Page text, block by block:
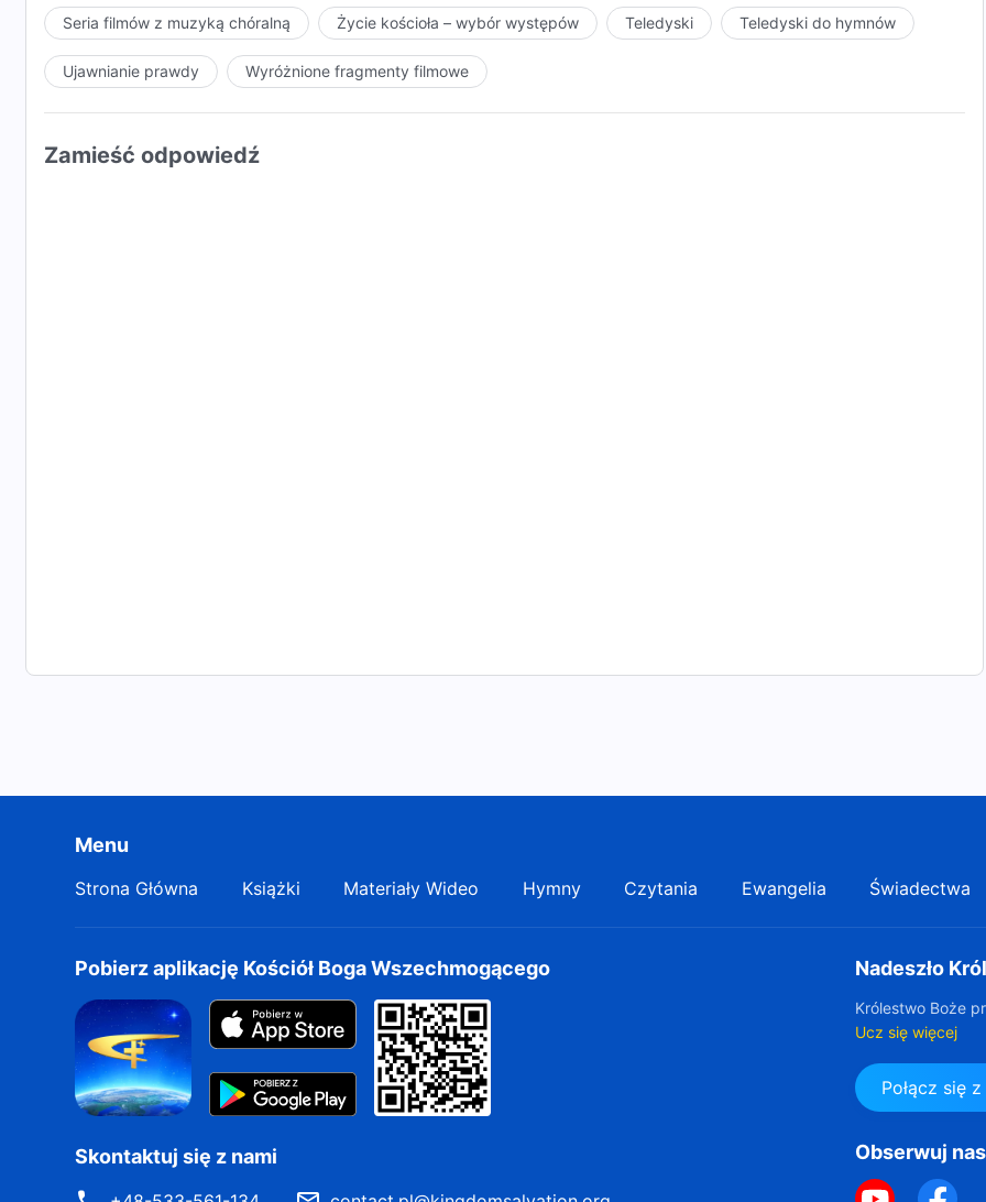
Seria filmów z muzyką chóralną Życie kościoła – wybór występów Teledyski Teledyski do hymnów
Ujawnianie prawdy Wyróżnione fragmenty filmowe
Zamieść odpowiedź
Menu
Strona Główna Książki Materiały Wideo Hymny Czytania Ewangelia Świadectwa
Pobierz aplikację Kościół Boga Wszechmogącego
Skontaktuj się z nami
Nadeszło
Królestwo Boże
Ucz się więcej
Połącz się
Obserwuj nas